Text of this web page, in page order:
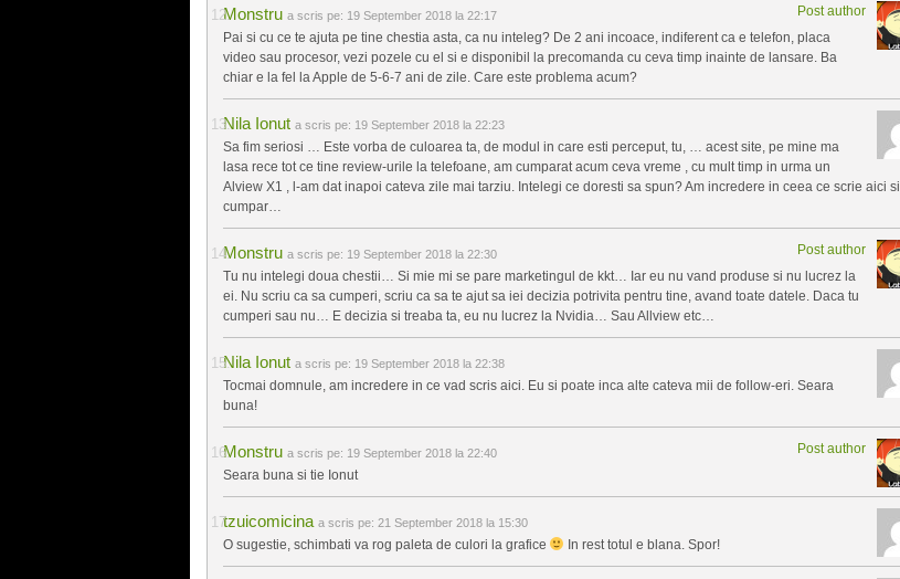
Monstru Post author
a scris pe: 19 September 2018 la 22:17
Pai si cu ce te ajuta pe tine chestia asta, ca nu inteleg? De 2 ani incoace, indiferent ca e telefon, placa
video sau procesor, vezi pozele cu el si e disponibil la precomanda cu ceva timp inainte de lansare. Ba
chiar e la fel la Apple de 5-6-7 ani de zile. Care este problema acum?
Nila Ionut a scris pe: 19 September 2018 la 22:23
Sa fim seriosi … Este vorba de culoarea ta, de modul in care esti perceput, tu, … acest site, pe mine ma
lasa rece tot ce tine review-urile la telefoane, am cumparat acum ceva vreme , cu mult timp in urma un
Alview X1 , l-am dat inapoi cateva zile mai tarziu. Intelegi ce doresti sa spun? Am incredere in ceea ce scrie aici si
cumpar…
Monstru Post author
a scris pe: 19 September 2018 la 22:30
Tu nu intelegi doua chestii… Si mie mi se pare marketingul de kkt… Iar eu nu vand produse si nu lucrez la
ei. Nu scriu ca sa cumperi, scriu ca sa te ajut sa iei decizia potrivita pentru tine, avand toate datele. Daca tu
cumperi sau nu… E decizia si treaba ta, eu nu lucrez la Nvidia… Sau Allview etc…
Nila Ionut a scris pe: 19 September 2018 la 22:38
Tocmai domnule, am incredere in ce vad scris aici. Eu si poate inca alte cateva mii de follow-eri. Seara
buna!
Monstru Post author
a scris pe: 19 September 2018 la 22:40
Seara buna si tie Ionut
tzuicomicina a scris pe: 21 September 2018 la 15:30
O sugestie, schimbati va rog paleta de culori la grafice In rest totul e blana. Spor!